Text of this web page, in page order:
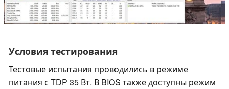
Условия тестирования
Тестовые испытания проводились в режиме
питания с TDP 35 Вт. В BIOS также доступны режим